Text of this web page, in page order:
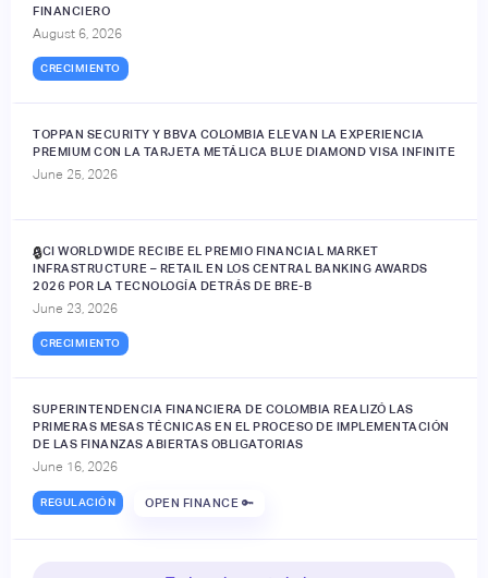
FINANCIERO
August 6, 2026
CRECIMIENTO
TOPPAN SECURITY Y BBVA COLOMBIA ELEVAN LA EXPERIENCIA
PREMIUM CON LA TARJETA METÁLICA BLUE DIAMOND VISA INFINITE
June 25, 2026
ACI WORLDWIDE RECIBE EL PREMIO FINANCIAL MARKET
INFRASTRUCTURE – RETAIL EN LOS CENTRAL BANKING AWARDS
2026 POR LA TECNOLOGÍA DETRÁS DE BRE-B
June 23, 2026
CRECIMIENTO
🔒
SUPERINTENDENCIA FINANCIERA DE COLOMBIA REALIZÓ LAS
PRIMERAS MESAS TÉCNICAS EN EL PROCESO DE IMPLEMENTACIÓN
DE LAS FINANZAS ABIERTAS OBLIGATORIAS
June 16, 2026
REGULACIÓN OPEN FINANCE 🔑